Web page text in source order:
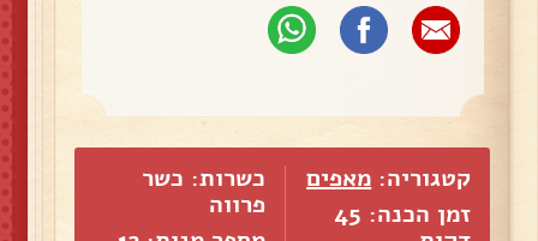
קטגוריה: מאפים
זמן הכנה: 45
כשרות: כשר
פרווה